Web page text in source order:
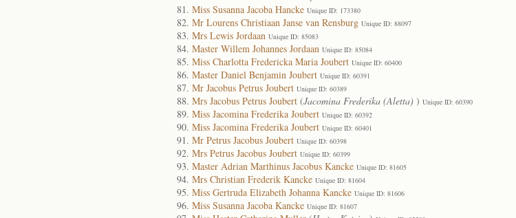
Miss Susanna Jacoba Hancke Unique ID: 173380
Mr Lourens Christiaan Janse van Rensburg Unique ID: 88097
Mrs Lewis Jordaan Unique ID: 85083
Master Willem Johannes Jordaan Unique ID: 85084
Miss Charlotta Fredericka Maria Joubert Unique ID: 60400
Master Daniel Benjamin Joubert Unique ID: 60391
Mr Jacobus Petrus Joubert Unique ID: 60389
Mrs Jacobus Petrus Joubert (Jacomina Frederika (Aletta) ) Unique ID: 60390
Miss Jacomina Frederika Joubert Unique ID: 60392
Miss Jacomina Frederika Joubert Unique ID: 60401
Mr Petrus Jacobus Joubert Unique ID: 60398
Mrs Petrus Jacobus Joubert Unique ID: 60399
Master Adrian Marthinus Jacobus Kancke Unique ID: 81605
Mrs Christian Frederik Kancke Unique ID: 81604
Miss Gertruda Elizabeth Johanna Kancke Unique ID: 81606
Miss Susanna Jacoba Kancke Unique ID: 81607